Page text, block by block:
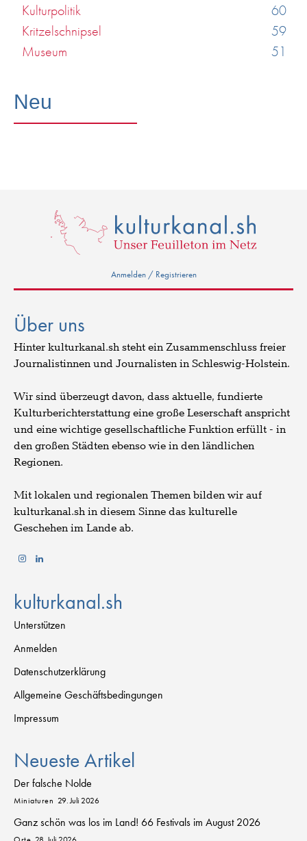
Kulturpolitik
60
Kritzelschnipsel
59
Museum
51
Neu
Anmelden / Registrieren
Über uns
Hinter kulturkanal.sh steht ein Zusammenschluss freier
Journalistinnen und Journalisten in Schleswig-Holstein.
Wir sind überzeugt davon, dass aktuelle, fundierte
Kulturberichterstattung eine große Leserschaft anspricht
und eine wichtige gesellschaftliche Funktion erfüllt - in
den großen Städten ebenso wie in den ländlichen
Regionen.
Mit lokalen und regionalen Themen bilden wir auf
kulturkanal.sh in diesem Sinne das kulturelle
Geschehen im Lande ab.
kulturkanal.sh
Unterstützen
Anmelden
Datenschutzerklärung
Allgemeine Geschäftsbedingungen
Impressum
Neueste Artikel
Der falsche Nolde
Miniaturen 29. Juli 2026
Ganz schön was los im Land! 66 Festivals im August 2026